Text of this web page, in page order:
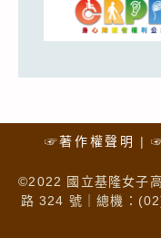
☞著作權聲明
©2022 國立基隆女子
路 324 號｜總機：